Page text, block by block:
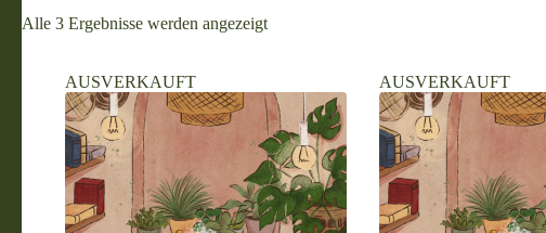
Alle 3 Ergebnisse werden angezeigt
AUSVERKAUFT AUSVERKAUFT